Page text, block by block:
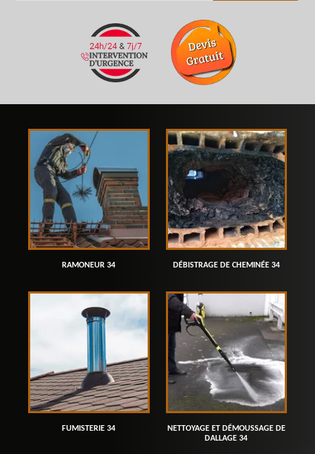
RAMONEUR 34 DÉBISTRAGE DE CHEMINÉE 34
FUMISTERIE 34
NETTOYAGE ET DÉMOUSSAGE DE
DALLAGE 34